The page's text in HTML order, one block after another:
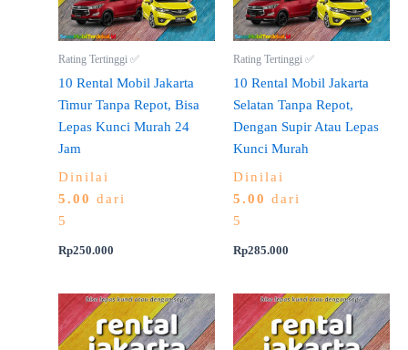
Rating Tertinggi ✅
10 Rental Mobil Jakarta
Timur Tanpa Repot, Bisa
Lepas Kunci Murah 24
Jam
Dinilai
5.00 dari
5
Rp250.000
Rating Tertinggi ✅
10 Rental Mobil Jakarta
Selatan Tanpa Repot,
Dengan Supir Atau Lepas
Kunci Murah
Dinilai
5.00 dari
5
Rp285.000